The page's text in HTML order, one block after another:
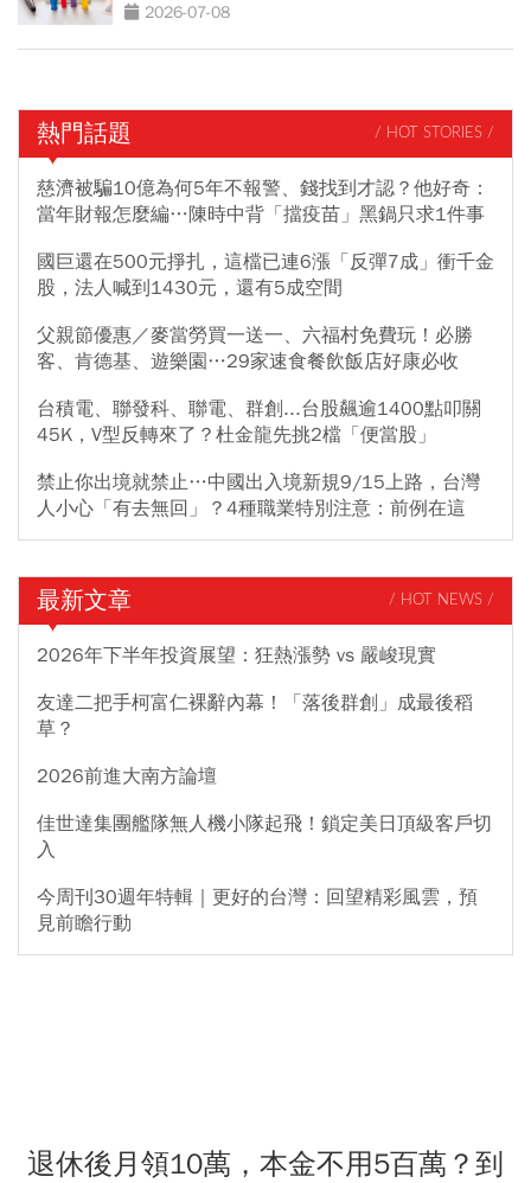
2026-07-08
熱門話題 / HOT STORIES /
慈濟被騙10億為何5年不報警、錢找到才認？他好奇：
當年財報怎麼編…陳時中背「擋疫苗」黑鍋只求1件事
國巨還在500元掙扎，這檔已連6漲「反彈7成」衝千金
股，法人喊到1430元，還有5成空間
父親節優惠／麥當勞買一送一、六福村免費玩！必勝
客、肯德基、遊樂園…29家速食餐飲飯店好康必收
台積電、聯發科、聯電、群創...台股飆逾1400點叩關
45K，V型反轉來了？杜金龍先挑2檔「便當股」
禁止你出境就禁止…中國出入境新規9/15上路，台灣
人小心「有去無回」？4種職業特別注意：前例在這
最新文章 / HOT NEWS /
2026年下半年投資展望：狂熱漲勢 vs 嚴峻現實
友達二把手柯富仁裸辭內幕！「落後群創」成最後稻
草？
2026前進大南方論壇
佳世達集團艦隊無人機小隊起飛！鎖定美日頂級客戶切
入
今周刊30週年特輯｜更好的台灣：回望精彩風雲，預
見前瞻行動
退休後月領10萬，本金不用5百萬？到